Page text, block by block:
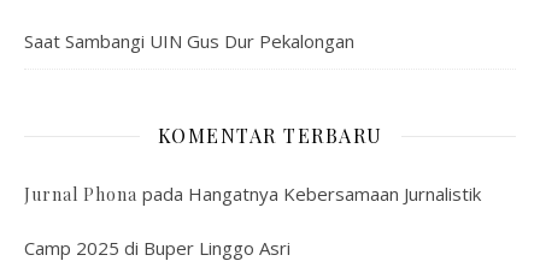
Saat Sambangi UIN Gus Dur Pekalongan
KOMENTAR TERBARU
Jurnal Phona pada Hangatnya Kebersamaan Jurnalistik
Camp 2025 di Buper Linggo Asri